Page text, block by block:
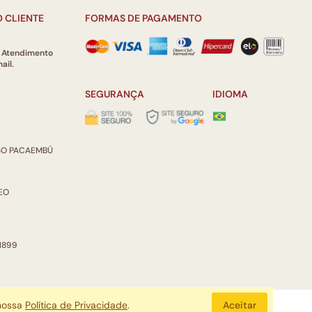
CLIENTE
Atendimento
PACAEMBÚ
FORMAS DE PAGAMENTO
SEGURANÇA IDIOMA
Política de Privacidade. Aceitar